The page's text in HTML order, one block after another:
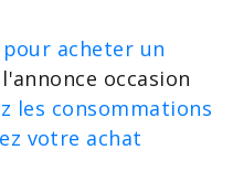
acheter un
occasion
les consommations
votre achat